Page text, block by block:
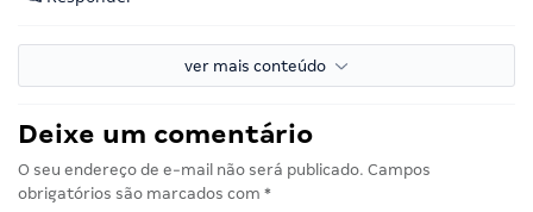
ver mais conteúdo
Deixe um comentário
O seu endereço de e-mail não será publicado. Campos
obrigatórios são marcados com *